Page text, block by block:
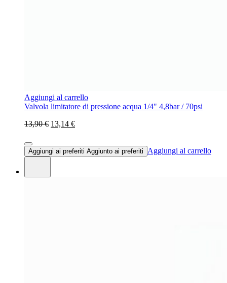
Aggiungi al carrello
Valvola limitatore di pressione acqua 1/4" 4,8bar / 70psi
13,90 € 13,14 €
Aggiungi ai preferiti Aggiunto ai preferiti Aggiungi al carrello